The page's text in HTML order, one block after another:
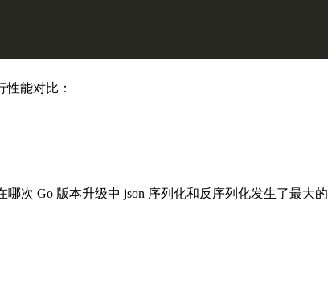
能对比：
次 Go 版本升级中 json 序列化和反序列化发生了最大的